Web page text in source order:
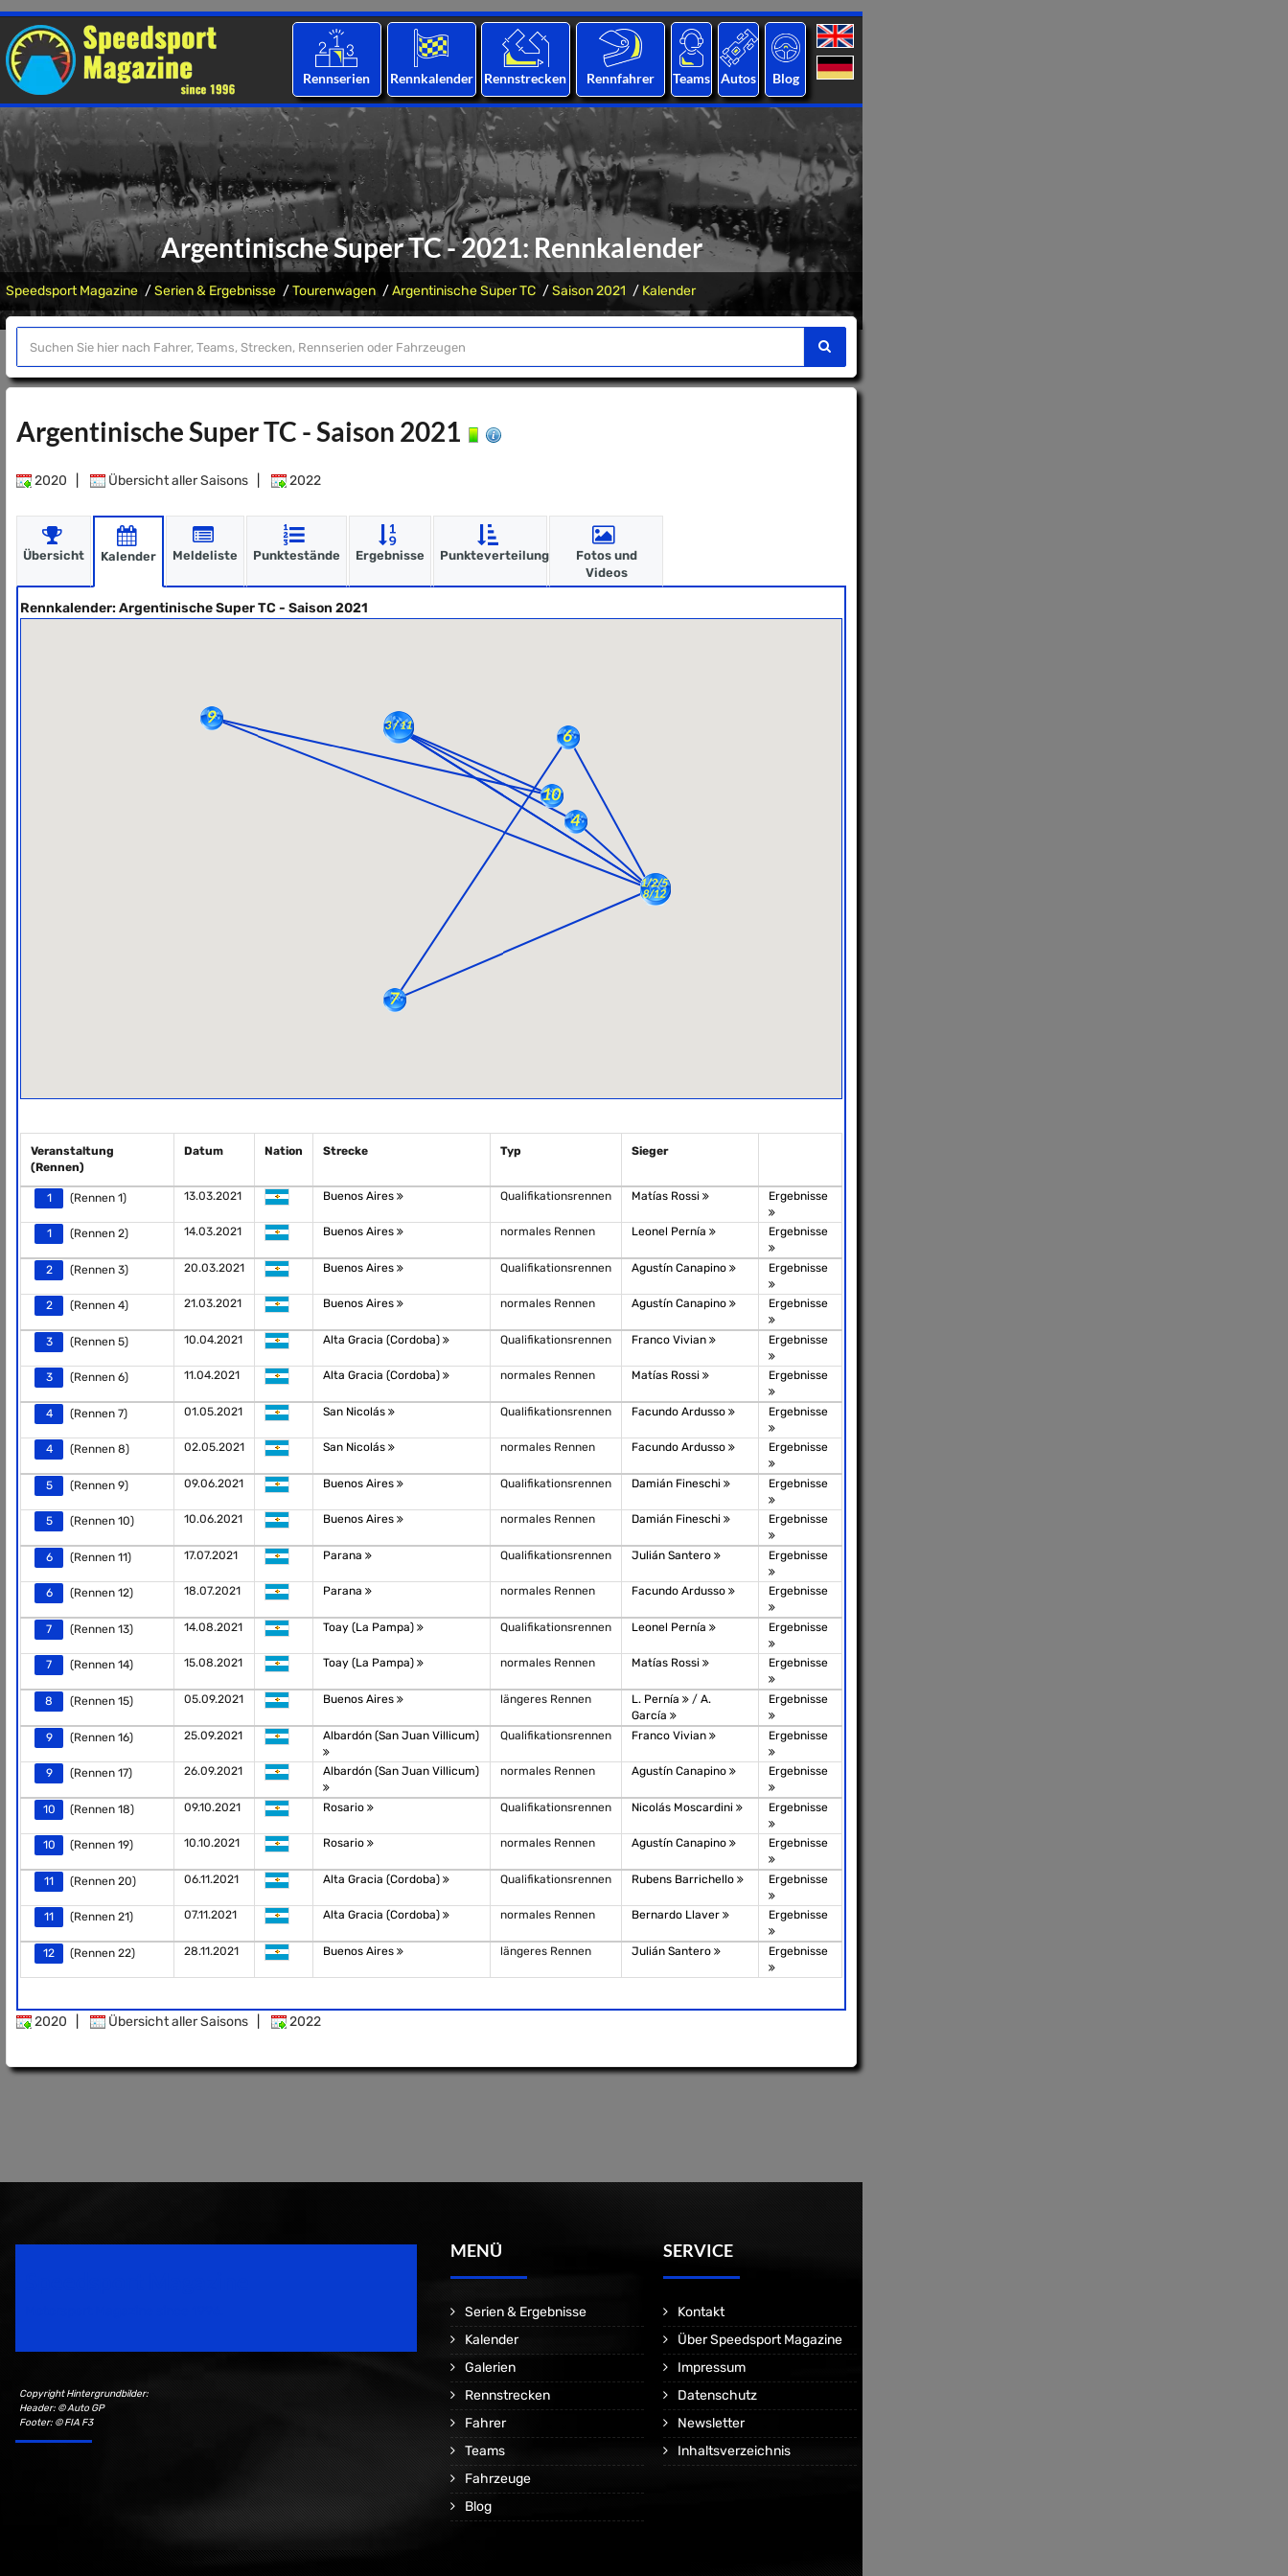
Rennserien Rennkalender Rennstrecken Rennfahrer Teams Autos Blog
Argentinische Super TC - 2021: Rennkalender
Speedsport Magazine Serien & Ergebnisse Tourenwagen Argentinische Super TC Saison 2021 Kalender
Argentinische Super TC - Saison 2021
2020 Übersicht aller Saisons 2022
Übersicht Kalender Meldeliste Punktestände Ergebnisse Punkteverteilung
Fotos und
Videos
Rennkalender: Argentinische Super TC - Saison 2021
Veranstaltung
(Rennen)
Datum Nation Strecke Typ Sieger
1 (Rennen 1) 13.03.2021 Buenos Aires Qualifikationsrennen Matías Rossi Ergebnisse
1 (Rennen 2) 14.03.2021 Buenos Aires normales Rennen Leonel Pernía Ergebnisse
2 (Rennen 3) 20.03.2021 Buenos Aires Qualifikationsrennen Agustín Canapino Ergebnisse
2 (Rennen 4) 21.03.2021 Buenos Aires normales Rennen Agustín Canapino Ergebnisse
3 (Rennen 5) 10.04.2021 Alta Gracia (Cordoba) Qualifikationsrennen Franco Vivian Ergebnisse
3 (Rennen 6) 11.04.2021 Alta Gracia (Cordoba) normales Rennen Matías Rossi Ergebnisse
4 (Rennen 7) 01.05.2021 San Nicolás Qualifikationsrennen Facundo Ardusso Ergebnisse
4 (Rennen 8) 02.05.2021 San Nicolás normales Rennen Facundo Ardusso Ergebnisse
5 (Rennen 9) 09.06.2021 Buenos Aires Qualifikationsrennen Damián Fineschi Ergebnisse
5 (Rennen 10) 10.06.2021 Buenos Aires normales Rennen Damián Fineschi Ergebnisse
6 (Rennen 11) 17.07.2021 Parana Qualifikationsrennen Julián Santero Ergebnisse
6 (Rennen 12) 18.07.2021 Parana normales Rennen Facundo Ardusso Ergebnisse
7 (Rennen 13) 14.08.2021 Toay (La Pampa) Qualifikationsrennen Leonel Pernía Ergebnisse
7 (Rennen 14) 15.08.2021 Toay (La Pampa) normales Rennen Matías Rossi Ergebnisse
8 (Rennen 15) 05.09.2021 Buenos Aires längeres Rennen L. Pernía / A.
García
Ergebnisse
9 (Rennen 16) 25.09.2021 Albardón (San Juan Villicum) Qualifikationsrennen Franco Vivian Ergebnisse
9 (Rennen 17) 26.09.2021 Albardón (San Juan Villicum) normales Rennen Agustín Canapino Ergebnisse
10 (Rennen 18) 09.10.2021 Rosario Qualifikationsrennen Nicolás Moscardini Ergebnisse
10 (Rennen 19) 10.10.2021 Rosario normales Rennen Agustín Canapino Ergebnisse
11 (Rennen 20) 06.11.2021 Alta Gracia (Cordoba) Qualifikationsrennen Rubens Barrichello Ergebnisse
11 (Rennen 21) 07.11.2021 Alta Gracia (Cordoba) normales Rennen Bernardo Llaver Ergebnisse
12 (Rennen 22) 28.11.2021 Buenos Aires längeres Rennen Julián Santero Ergebnisse
2020 Übersicht aller Saisons 2022
Copyright Hintergrundbilder:
Header: © Auto GP
Footer: © FIA F3
MENÜ
Serien & Ergebnisse
Kalender
Galerien
Rennstrecken
Fahrer
Teams
Fahrzeuge
Blog
SERVICE
Kontakt
Über Speedsport Magazine
Impressum
Datenschutz
Newsletter
Inhaltsverzeichnis